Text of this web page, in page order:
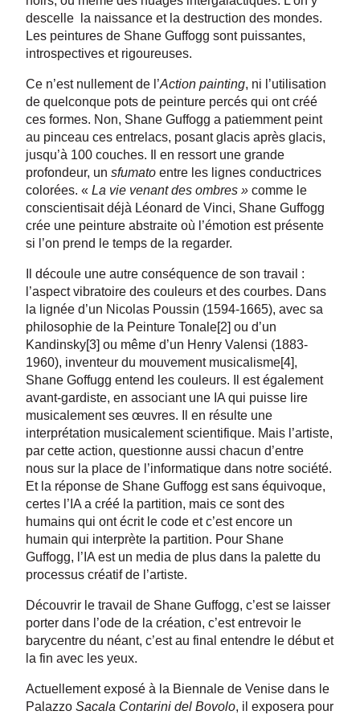
descelle la naissance et la destruction des mondes.
Les peintures de Shane Guffogg sont puissantes,
introspectives et rigoureuses.
Ce n’est nullement de l’Action painting, ni l’utilisation
de quelconque pots de peinture percés qui ont créé
ces formes. Non, Shane Guffogg a patiemment peint
au pinceau ces entrelacs, posant glacis après glacis,
jusqu’à 100 couches. Il en ressort une grande
profondeur, un sfumato entre les lignes conductrices
colorées. « La vie venant des ombres » comme le
conscientisait déjà Léonard de Vinci, Shane Guffogg
crée une peinture abstraite où l’émotion est présente
si l’on prend le temps de la regarder.
Il découle une autre conséquence de son travail :
l’aspect vibratoire des couleurs et des courbes. Dans
la lignée d’un Nicolas Poussin (1594-1665), avec sa
philosophie de la Peinture Tonale[2] ou d’un
Kandinsky[3] ou même d’un Henry Valensi (1883-
1960), inventeur du mouvement musicalisme[4],
Shane Goffugg entend les couleurs. Il est également
avant-gardiste, en associant une IA qui puisse lire
musicalement ses œuvres. Il en résulte une
interprétation musicalement scientifique. Mais l’artiste,
par cette action, questionne aussi chacun d’entre
nous sur la place de l’informatique dans notre société.
Et la réponse de Shane Guffogg est sans équivoque,
certes l’IA a créé la partition, mais ce sont des
humains qui ont écrit le code et c’est encore un
humain qui interprète la partition. Pour Shane
Guffogg, l’IA est un media de plus dans la palette du
processus créatif de l’artiste.
Découvrir le travail de Shane Guffogg, c’est se laisser
porter dans l’ode de la création, c’est entrevoir le
barycentre du néant, c’est au final entendre le début et
la fin avec les yeux.
Actuellement exposé à la Biennale de Venise dans le
Palazzo Sacala Contarini del Bovolo, il exposera pour